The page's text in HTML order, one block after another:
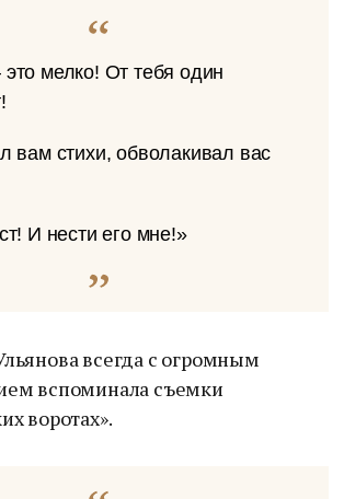
мелко! От тебя один
вам стихи, обволакивал вас
И нести его мне!»
всегда с огромным
вспоминала съемки
воротах».